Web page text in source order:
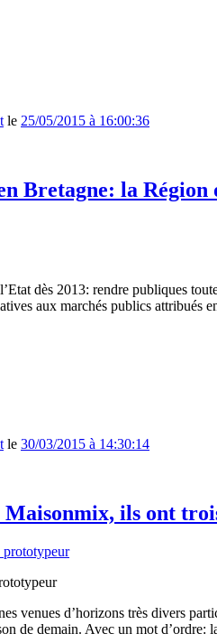
le 25/05/2015 à 16:00:36
Bretagne: la Région
dès 2013: rendre publiques
aux marchés publics attribués
le 30/03/2015 à 14:30:14
Maisonmix, ils ont
venues d’horizons très divers
de demain. Avec un mot d’ordre: